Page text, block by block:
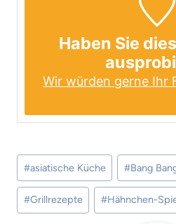
Haben Sie
Wir würden gerne Ihr
Schlagworte:
#asiatische Küche #Bang
#Grillrezepte #Hähnchen-